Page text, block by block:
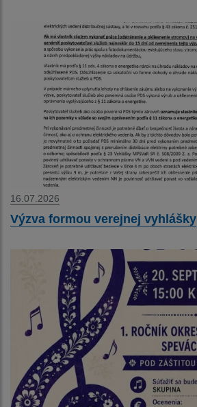
16.07.2026
Výzva formou verejnej vyhlášky